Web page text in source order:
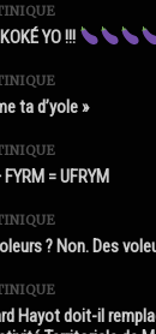
YO !!!
ta d’yole »
FYRM = UFRYM
? Non. Des
Hayot doit-il